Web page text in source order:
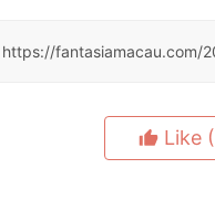
https://fantasiamacau.com/
Like